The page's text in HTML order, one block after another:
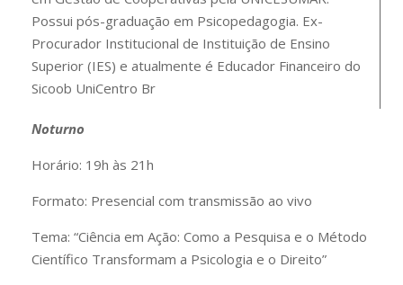
Possui pós-graduação em Psicopedagogia. Ex-
Procurador Institucional de Instituição de Ensino
Superior (IES) e atualmente é Educador Financeiro do
Sicoob UniCentro Br
Noturno
Horário: 19h às 21h
Formato: Presencial com transmissão ao vivo
Tema: “Ciência em Ação: Como a Pesquisa e o Método
Científico Transformam a Psicologia e o Direito”